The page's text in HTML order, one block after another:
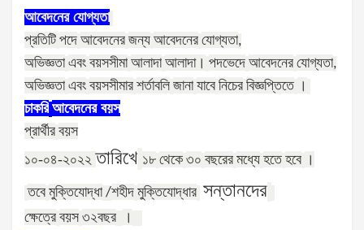
আবেদনের যোগ্যতা
প্রতিটি পদে আবেদনের জন্য আবেদনের যোগ্যতা,
অভিজ্ঞতা এবং বয়সসীমা আলাদা আলাদা। পদভেদে আবেদনের যোগ্যতা,
অভিজ্ঞতা এবং বয়সসীমার শর্তাবলি জানা যাবে নিচের বিজ্ঞপ্তিতে ।
চাকরি আবেদনের বয়স
প্রার্থীর বয়স
১০-০৪-২০২২ তারিখে ১৮ থেকে ৩০ বছরের মধ্যে হতে হবে ।
তবে মুক্তিযোদ্ধা /শহীদ মুক্তিযোদ্ধার সন্তানদের
ক্ষেত্রে বয়স ৩২বছর
।